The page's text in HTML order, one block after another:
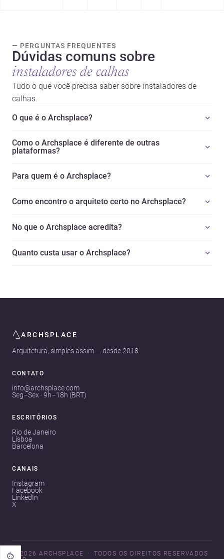
— PERGUNTAS FREQUENTES
Dúvidas comuns sobre
instaladores de calhas
Tudo o que você precisa saber sobre instaladores de
calhas.
O que é o Archsplace?
Como o Archsplace é diferente de outras
plataformas?
Para quem é o Archsplace?
Como encontro o arquiteto certo no Archsplace?
No que o Archsplace acredita?
Quanto custa usar o Archsplace?
ARCHSPLACE
Arquitetura, simples assim — desde 2018
CONTATO
info@archsplace.com
Seg–Sex · 9h–18h (BRT)
ESCRITÓRIOS
Rio de Janeiro
Lisboa
Barcelona
CANAIS
Instagram
Facebook
LinkedIn
X
© 2026 ARCHSPLACE
TODOS OS DIREITOS RESERVADOS